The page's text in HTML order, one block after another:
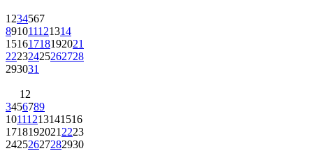
1 234567
891011121314
15161718192021
22232425262728
293031
1 2
3456789
10111213141516
1718192021 2223
24252627282930